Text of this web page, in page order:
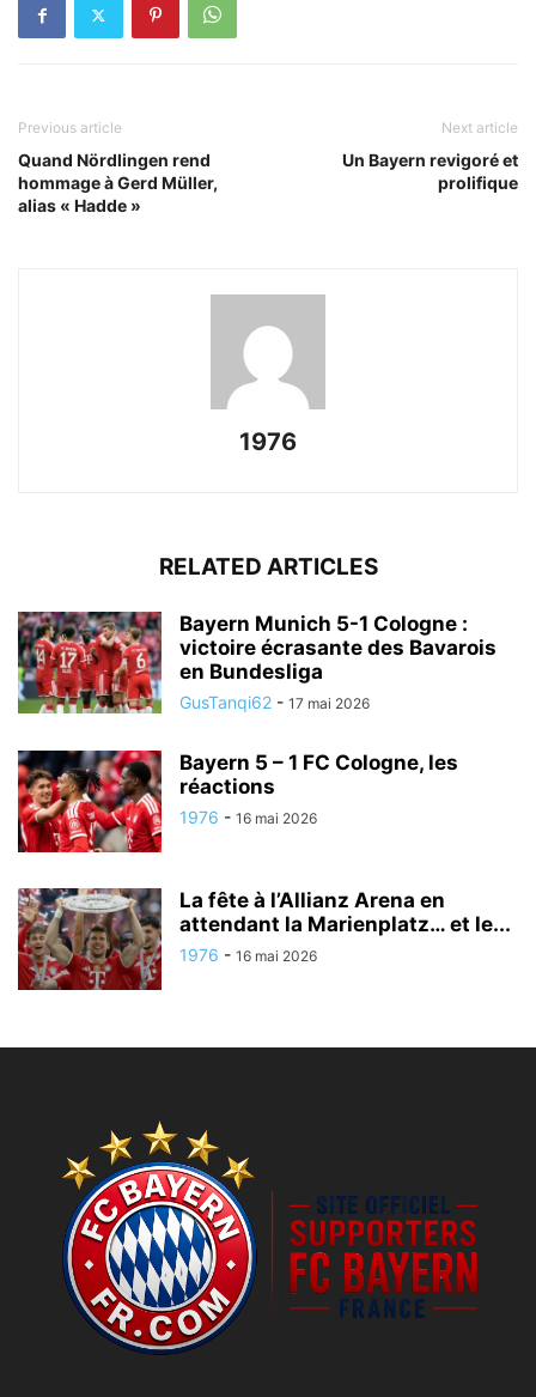
Previous article
Quand Nördlingen rend
hommage à Gerd Müller,
alias « Hadde »
Next article
Un Bayern revigoré et
prolifique
1976
RELATED ARTICLES
Bayern Munich 5-1 Cologne :
victoire écrasante des Bavarois
en Bundesliga
GusTanqi62 - 17 mai 2026
Bayern 5 – 1 FC Cologne, les
réactions
1976 - 16 mai 2026
La fête à l’Allianz Arena en
attendant la Marienplatz… et le...
1976 - 16 mai 2026